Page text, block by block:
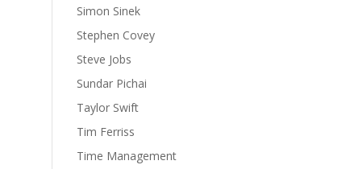
Simon Sinek
Stephen Covey
Steve Jobs
Sundar Pichai
Taylor Swift
Tim Ferriss
Time Management